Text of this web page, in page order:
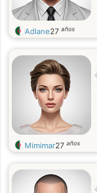
Adlane27 años
Mimimar27 años